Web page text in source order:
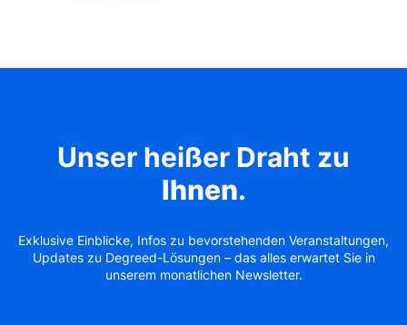
Unser heißer Draht zu
Ihnen.
Exklusive Einblicke, Infos zu bevorstehenden Veranstaltungen,
Updates zu Degreed-Lösungen – das alles erwartet Sie in
unserem monatlichen Newsletter.